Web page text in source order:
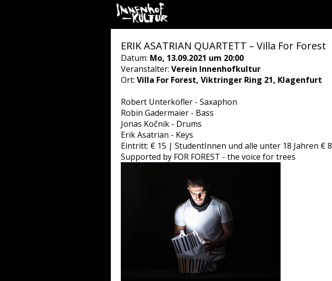
ERIK ASATRIAN QUARTETT – Villa For Forest
Datum: Mo, 13.09.2021 um 20:00
Veranstalter: Verein Innenhofkultur
Ort: Villa For Forest, Viktringer Ring 21, Klagenfurt
Robert Unterköfler - Saxaphon
Robin Gadermaier - Bass
Jonas Kočnik - Drums
Erik Asatrian - Keys
Eintritt: € 15 | StudentInnen und alle unter 18 Jahren € 8
Supported by FOR FOREST - the voice for trees